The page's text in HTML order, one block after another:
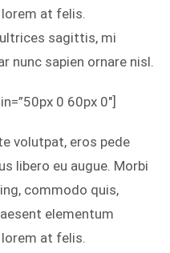
at felis.
sagittis, mi
nunc sapien ornare nisl.
0 60px 0″]
volutpat, eros pede
libero eu augue. Morbi
commodo quis,
elementum
at felis.